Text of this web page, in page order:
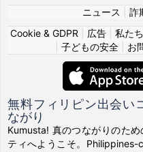
ニュース 詐
Cookie & GDPR
広告 私た
子どもの安全| お
無料フィリピン出会い
ながり
Kumusta! 真のつながりのた
ティへようこそ。Philippines-